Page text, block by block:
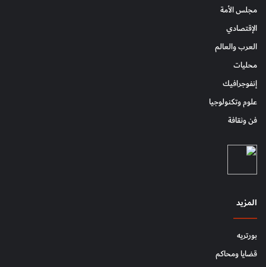
مجلس الأمة
الإقتصادي
العرب والعالم
محليات
إنفوجرافيك
علوم وتكنولوجيا
فن وثقافة
المزيد
بورتريه
قضايا ومحاكم